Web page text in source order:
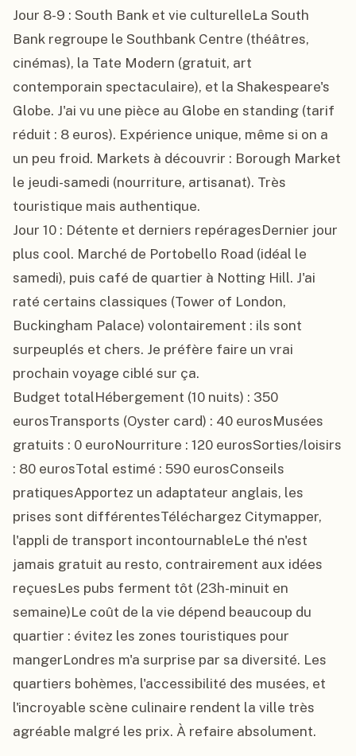
Jour 8-9 : South Bank et vie culturelleLa South
Bank regroupe le Southbank Centre (théâtres,
cinémas), la Tate Modern (gratuit, art
contemporain spectaculaire), et la Shakespeare's
Globe. J'ai vu une pièce au Globe en standing (tarif
réduit : 8 euros). Expérience unique, même si on a
un peu froid. Markets à découvrir : Borough Market
le jeudi-samedi (nourriture, artisanat). Très
touristique mais authentique.
Jour 10 : Détente et derniers repéragesDernier jour
plus cool. Marché de Portobello Road (idéal le
samedi), puis café de quartier à Notting Hill. J'ai
raté certains classiques (Tower of London,
Buckingham Palace) volontairement : ils sont
surpeuplés et chers. Je préfère faire un vrai
prochain voyage ciblé sur ça.
Budget totalHébergement (10 nuits) : 350
eurosTransports (Oyster card) : 40 eurosMusées
gratuits : 0 euroNourriture : 120 eurosSorties/loisirs
: 80 eurosTotal estimé : 590 eurosConseils
pratiquesApportez un adaptateur anglais, les
prises sont différentesTéléchargez Citymapper,
l'appli de transport incontournableLe thé n'est
jamais gratuit au resto, contrairement aux idées
reçuesLes pubs ferment tôt (23h-minuit en
semaine)Le coût de la vie dépend beaucoup du
quartier : évitez les zones touristiques pour
mangerLondres m'a surprise par sa diversité. Les
quartiers bohèmes, l'accessibilité des musées, et
l'incroyable scène culinaire rendent la ville très
agréable malgré les prix. À refaire absolument.